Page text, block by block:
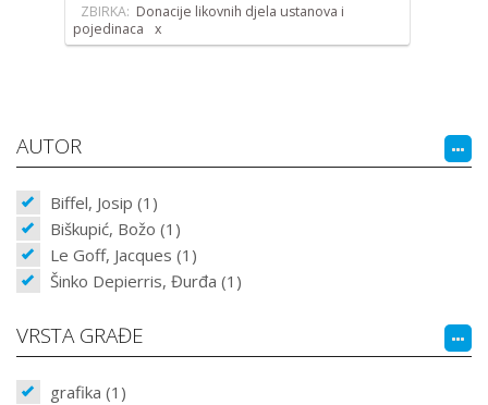
ZBIRKA: Donacije likovnih djela ustanova i
pojedinaca
AUTOR
Biffel, Josip (1)
Biškupić, Božo (1)
Le Goff, Jacques (1)
Šinko Depierris, Đurđa (1)
VRSTA GRAĐE
grafika (1)